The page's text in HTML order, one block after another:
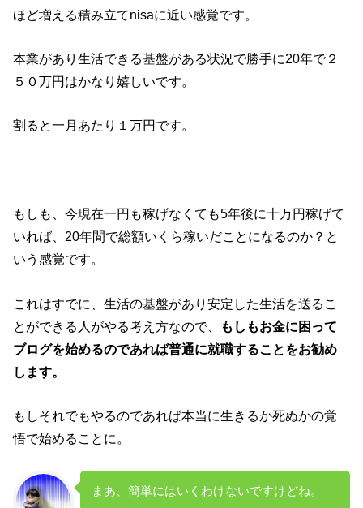
ほど増える積み立てnisaに近い感覚です。
本業があり生活できる基盤がある状況で勝手に20年で２
５０万円はかなり嬉しいです。
割ると一月あたり１万円です。
もしも、今現在一円も稼げなくても5年後に十万円稼げて
いれば、20年間で総額いくら稼いだことになるのか？と
いう感覚です。
これはすでに、生活の基盤があり安定した生活を送るこ
とができる人がやる考え方なので、
もしもお金に困って
ブログを始めるのであれば普通に就職することをお勧め
します。
もしそれでもやるのであれば本当に生きるか死ぬかの覚
悟で始めることに。
まあ、簡単にはいくわけないですけどね。